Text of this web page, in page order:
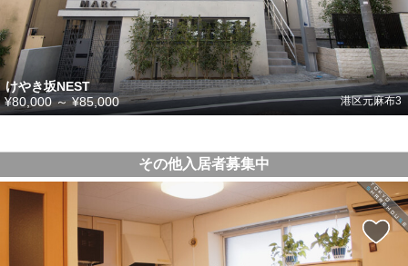
けやき坂NEST
港区元麻布3
¥80,000 ～ ¥85,000
その他入居者募集中